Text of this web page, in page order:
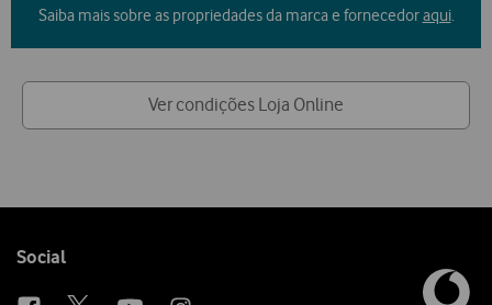
Saiba mais sobre as propriedades da marca e fornecedoraqui.
Ver condições Loja Online
Follow
Social